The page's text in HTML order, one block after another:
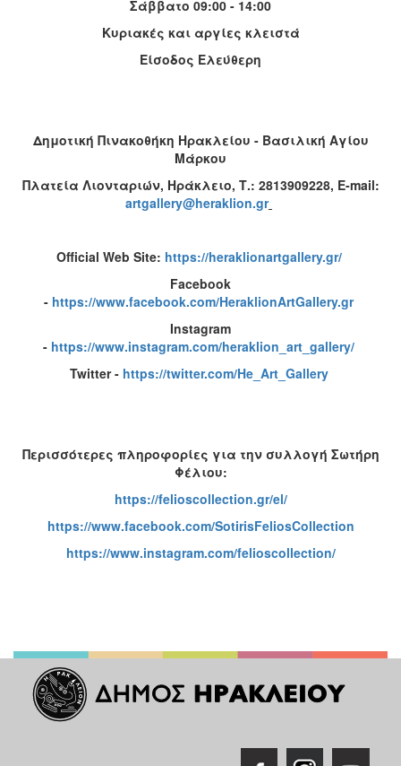
Σάββατο 09:00 - 14:00
Κυριακές και αργίες κλειστά
Είσοδος Ελεύθερη
Δημοτική Πινακοθήκη Ηρακλείου - Βασιλική Αγίου
Μάρκου
Πλατεία Λιονταριών, Ηράκλειο, Τ.: 2813909228, E-mail:
artgallery@heraklion.gr
Official Web Site: https://heraklionartgallery.gr/
Facebook
- https://www.facebook.com/HeraklionArtGallery.gr
Instagram
- https://www.instagram.com/heraklion_art_gallery/
Twitter - https://twitter.com/He_Art_Gallery
Περισσότερες πληροφορίες για την συλλογή Σωτήρη
Φέλιου:
https://felioscollection.gr/el/
https://www.facebook.com/SotirisFeliosCollection
https://www.instagram.com/felioscollection/